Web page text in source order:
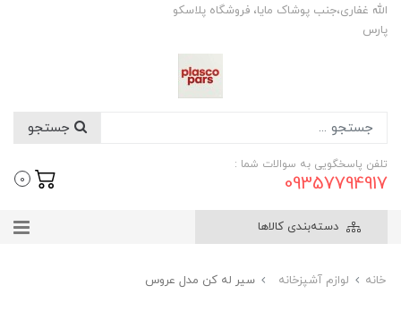
الله غفاری،جنب پوشاک مایا، فروشگاه پلاسکو
پارس
تلفن پاسخگویی به سوالات شما :
09357794917
0
دسته‌بندی کالاها
خانه لوازم آشپزخانه سیر له کن مدل عروس